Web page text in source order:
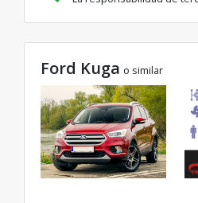
Ford Kuga o similar